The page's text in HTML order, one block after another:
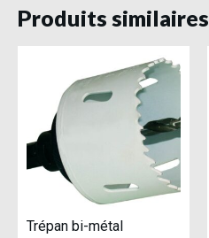
Produits similaires
Trépan bi-métal